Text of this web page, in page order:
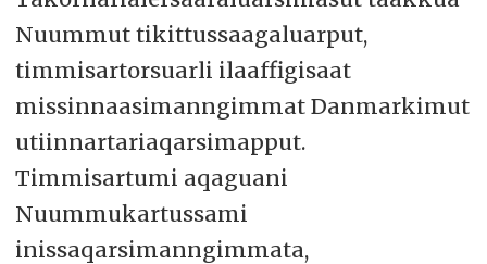
Nuummut tikittussaagaluarput,
timmisartorsuarli ilaaffigisaat
missinnaasimanngimmat Danmarkimut
utiinnartariaqarsimapput.
Timmisartumi aqaguani
Nuummukartussami
inissaqarsimanngimmata,